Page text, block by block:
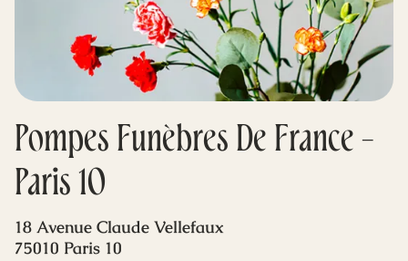
Livraison de fleurs
Blog
Pompes Funèbres De France -
Paris 10
18 Avenue Claude Vellefaux
75010 Paris 10